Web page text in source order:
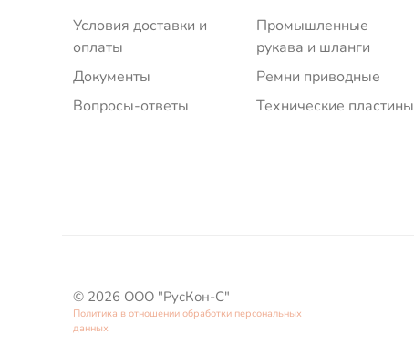
Условия доставки и
оплаты
Документы
Вопросы-ответы
Промышленные
рукава и шланги
Ремни приводные
Технические пластины
© 2026 ООО "РусКон-С"
Политика в отношении обработки персональных
данных